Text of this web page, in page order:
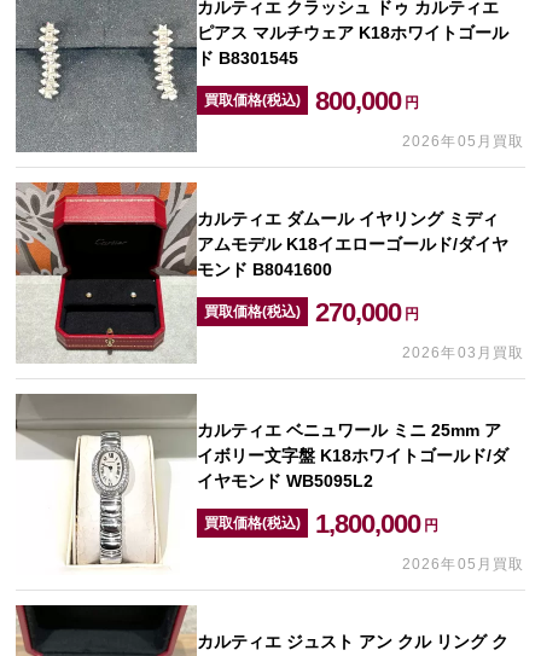
カルティエ クラッシュ ドゥ カルティエ
ピアス マルチウェア K18ホワイトゴール
ド B8301545
買取価格(税込) 800,000 円
2026年05月買取
カルティエ ダムール イヤリング ミディ
アムモデル K18イエローゴールド/ダイヤ
モンド B8041600
買取価格(税込) 270,000 円
2026年03月買取
カルティエ ベニュワール ミニ 25mm ア
イボリー文字盤 K18ホワイトゴールド/ダ
イヤモンド WB5095L2
買取価格(税込) 1,800,000 円
2026年05月買取
カルティエ ジュスト アン クル リング ク